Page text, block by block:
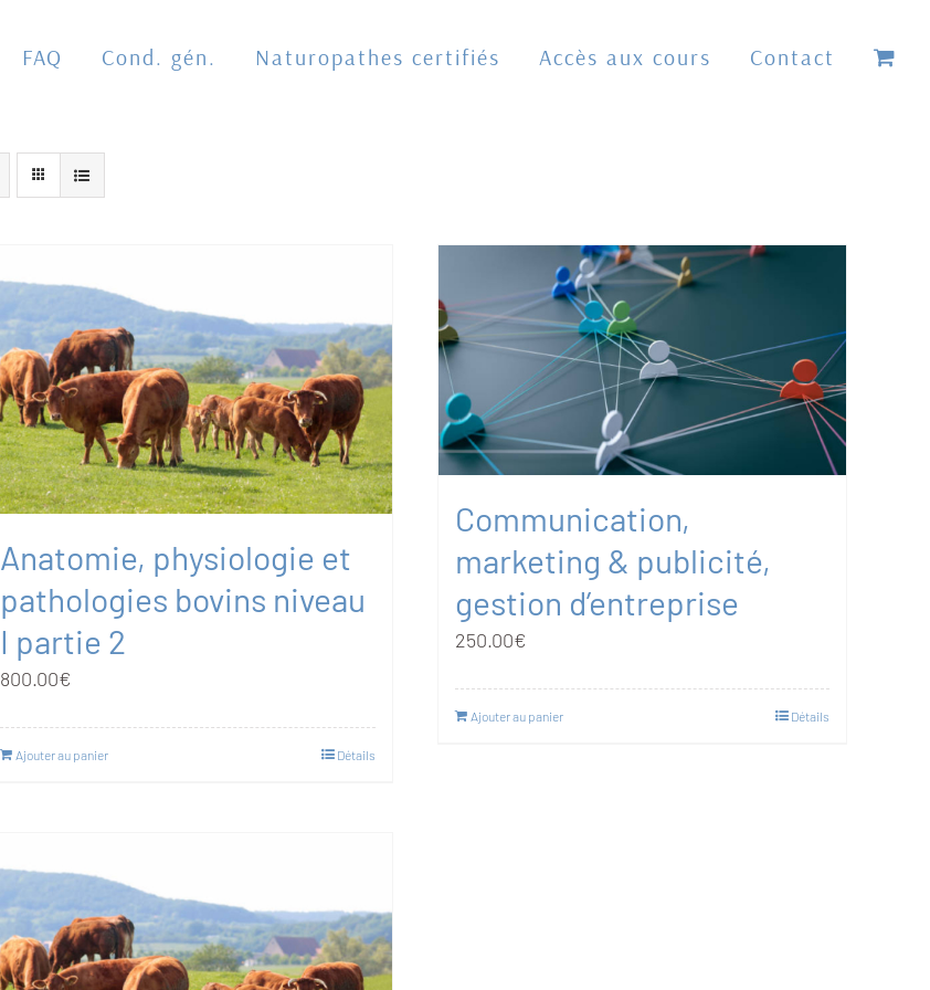
FAQ Cond. gén. Naturopathes certifiés Accès aux cours Contact
Anatomie, physiologie et
pathologies bovins niveau
I partie 2
800.00€
Ajouter au panier Détails
Communication,
marketing & publicité,
gestion d’entreprise
250.00€
Ajouter au panier Détails